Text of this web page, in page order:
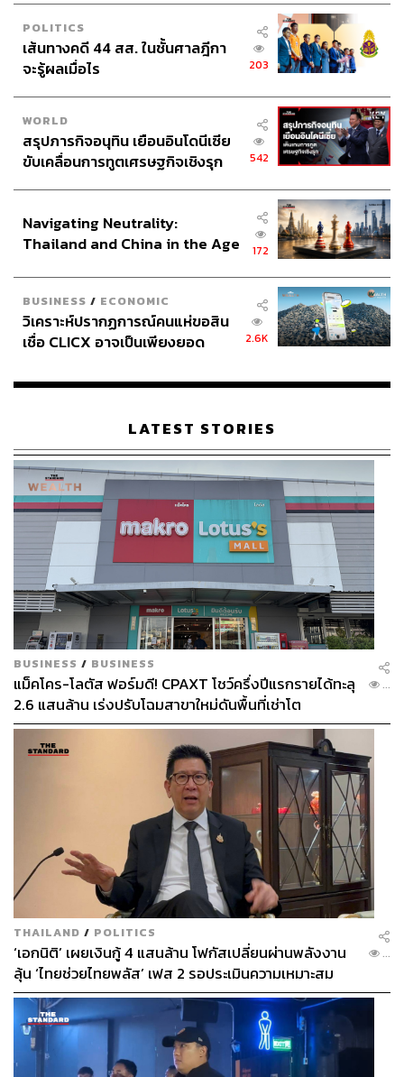
POLITICS
เส้นทางคดี 44 สส. ในชั้นศาลฎีกา
จะรู้ผลเมื่อไร
203
WORLD
สรุปภารกิจอนุทิน เยือนอินโดนีเซีย
ขับเคลื่อนการทูตเศรษฐกิจเชิงรุก
542
Navigating Neutrality:
Thailand and China in the Age
172
BUSINESS / ECONOMIC
วิเคราะห์ปรากฏการณ์คนแห่ขอสิน
เชื่อ CLICX อาจเป็นเพียงยอด
เรือนไทยที่ถูกซุกไว้
2.6K
LATEST STORIES
BUSINESS / BUSINESS
แม็คโคร-โลตัส ฟอร์มดี! CPAXT โชว์ครึ่งปีแรกรายได้ทะลุ
2.6 แสนล้าน เร่งปรับโฉมสาขาใหม่ดันพื้นที่เช่าโต
...
THAILAND / POLITICS
‘เอกนิติ’ เผยเงินกู้ 4 แสนล้าน โฟกัสเปลี่ยนผ่านพลังงาน
ลุ้น ‘ไทยช่วยไทยพลัส’ เฟส 2 รอประเมินความเหมาะสม
...